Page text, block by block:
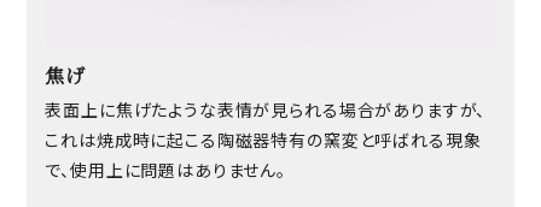
焦げ
表面上に焦げたような表情が見られる場合がありますが、
これは焼成時に起こる陶磁器特有の窯変と呼ばれる現象
で、使用上に問題はありません。